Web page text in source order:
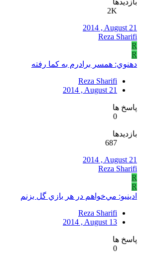
2K
2014 , August 21
Reza Sharifi
R
R
دهنوي: همسر برادرم به کما رفته
Reza Sharifi
2014 , August 21
پاسخ ها
0
بازدیدها
687
2014 , August 21
Reza Sharifi
R
R
ادينيو: مي‌خواهم در هر بازي گل بزنم
Reza Sharifi
2014 , August 13
پاسخ ها
0